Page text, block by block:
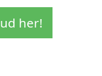
her!